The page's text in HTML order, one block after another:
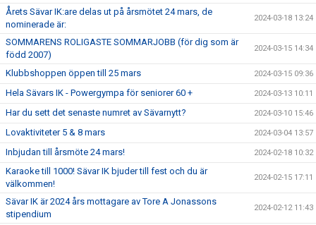
Årets Sävar IK:are delas ut på årsmötet 24 mars, de
nominerade är:
2024-03-18 13:24
SOMMARENS ROLIGASTE SOMMARJOBB (för dig som är
född 2007)
2024-03-15 14:34
Klubbshoppen öppen till 25 mars 2024-03-15 09:36
Hela Sävars IK - Powergympa för seniorer 60 + 2024-03-13 10:11
Har du sett det senaste numret av Sävarnytt? 2024-03-10 15:46
Lovaktiviteter 5 & 8 mars 2024-03-04 13:57
Inbjudan till årsmöte 24 mars! 2024-02-18 10:32
Karaoke till 1000! Sävar IK bjuder till fest och du är
välkommen!
2024-02-15 17:11
Sävar IK är 2024 års mottagare av Tore A Jonassons
stipendium
2024-02-12 11:43